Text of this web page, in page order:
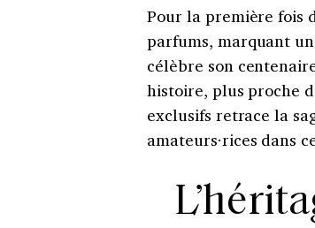
Pour la première fois
parfums, marquant
célèbre son
histoire, plus proche
exclusifs retrace la
amateurs·rices dans